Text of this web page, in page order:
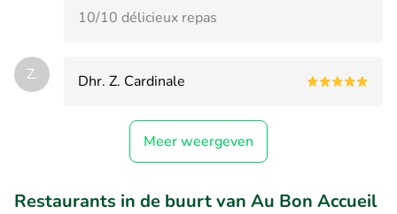
10/10 délicieux repas
Z. Dhr. Z. Cardinale
Meer weergeven
Restaurants in de buurt van Au Bon Accueil